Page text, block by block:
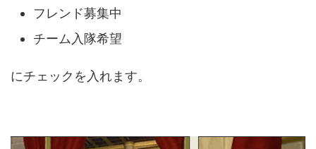
フレンド募集中
チーム入隊希望
にチェックを入れます。